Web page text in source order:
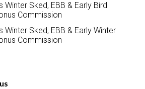
Winter Sked, EBB & Early Bird
Commission
Winter Sked, EBB & Early Winter
Commission